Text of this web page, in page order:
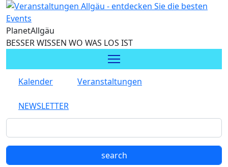
Direkt zum Inhalt
PlanetAllgäu
BESSER WISSEN WO WAS LOS IST
Kalender Veranstaltungen
NEWSLETTER